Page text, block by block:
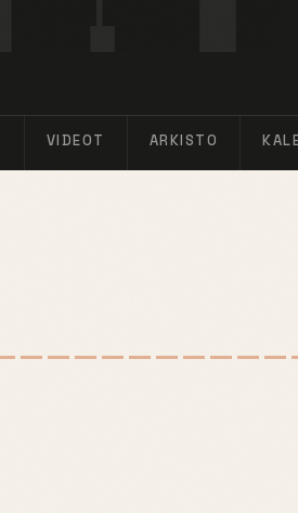
VIDEOT ARKISTO